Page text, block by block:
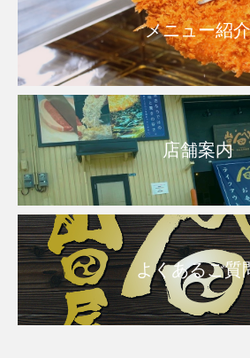
メニュー紹介
店舗案内
よくあるご質